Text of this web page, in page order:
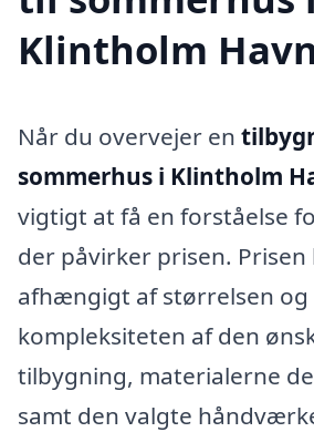
Klintholm
Når du overvejer en
sommerhus i Klintholm
vigtigt at få en forståelse
der påvirker prisen. Prisen
afhængigt af størrelsen og
kompleksiteten af den
tilbygning, materialerne
samt den valgte